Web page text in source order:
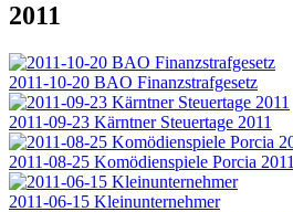
2011
2011-10-20 BAO Finanzstrafgesetz
2011-09-23 Kärntner Steuertage 2011
2011-08-25 Komödienspiele Porcia 2011
2011-06-15 Kleinunternehmer